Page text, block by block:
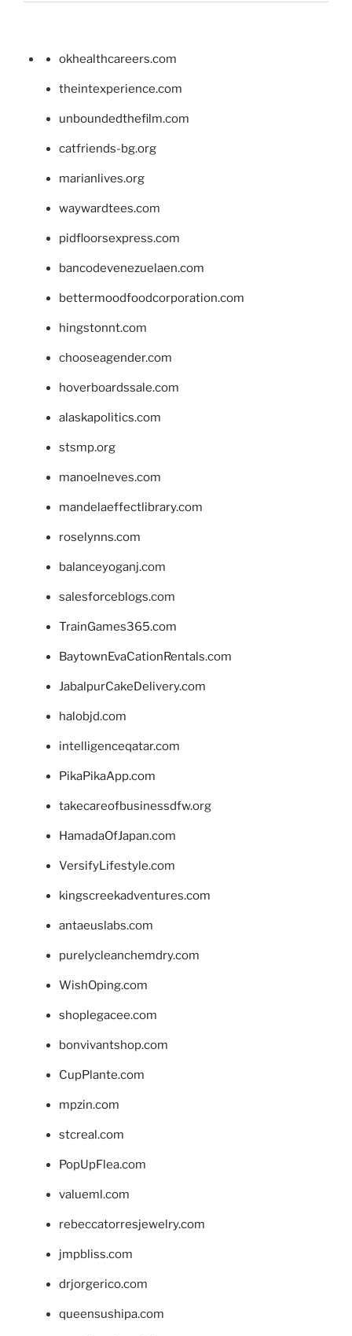
okhealthcareers.com
theintexperience.com
unboundedthefilm.com
catfriends-bg.org
marianlives.org
waywardtees.com
pidfloorsexpress.com
bancodevenezuelaen.com
bettermoodfoodcorporation.com
hingstonnt.com
chooseagender.com
hoverboardssale.com
alaskapolitics.com
stsmp.org
manoelneves.com
mandelaeffectlibrary.com
roselynns.com
balanceyoganj.com
salesforceblogs.com
TrainGames365.com
BaytownEvaCationRentals.com
JabalpurCakeDelivery.com
halobjd.com
intelligenceqatar.com
PikaPikaApp.com
takecareofbusinessdfw.org
HamadaOfJapan.com
VersifyLifestyle.com
kingscreekadventures.com
antaeuslabs.com
purelycleanchemdry.com
WishOping.com
shoplegacee.com
bonvivantshop.com
CupPlante.com
mpzin.com
stcreal.com
PopUpFlea.com
valueml.com
rebeccatorresjewelry.com
jmpbliss.com
drjorgerico.com
queensushipa.com